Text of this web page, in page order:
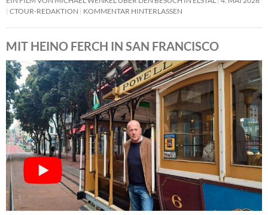
CTOUR-REDAKTION
KOMMENTAR HINTERLASSEN
MIT HEINO FERCH IN SAN FRANCISCO